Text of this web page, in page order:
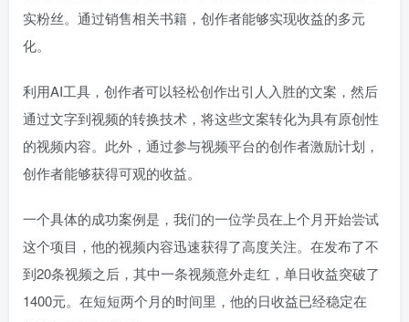
实粉丝。通过销售相关书籍，创作者能够实现收益的多元
化。
利用AI工具，创作者可以轻松创作出引人入胜的文案，然后
通过文字到视频的转换技术，将这些文案转化为具有原创性
的视频内容。此外，通过参与视频平台的创作者激励计划，
创作者能够获得可观的收益。
一个具体的成功案例是，我们的一位学员在上个月开始尝试
这个项目，他的视频内容迅速获得了高度关注。在发布了不
到20条视频之后，其中一条视频意外走红，单日收益突破了
1400元。在短短两个月的时间里，他的日收益已经稳定在